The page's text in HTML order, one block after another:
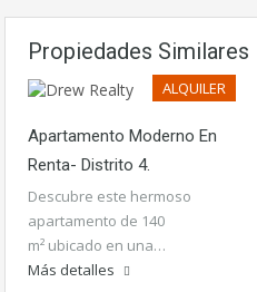
Propiedades Similares
ALQUILER
Apartamento Moderno En
Renta- Distrito 4.
Descubre este hermoso
apartamento de 140
m² ubicado en una…
Más detalles